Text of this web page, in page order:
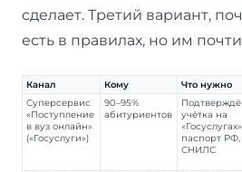
сделает. Третий вариант,
есть в правилах, но им
Канал Кому Что нужно
Суперсервис
«Поступление
в вуз онлайн»
(«Госуслуги»)
90–95%
абитуриентов
учётка на
«Госуслугах»,
паспорт РФ,
СНИЛС